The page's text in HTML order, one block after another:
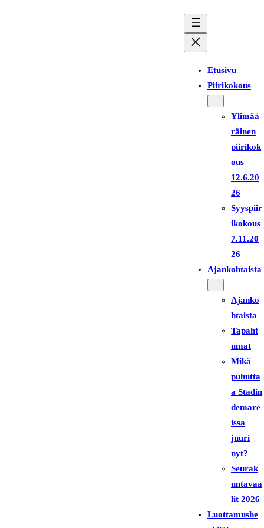
Etusivu
Piirikokous
Ylimää
räinen
piirikok
ous
12.6.20
26
Syyspiir
ikokous
7.11.20
26
Ajankohtaista
Ajanko
htaista
Tapaht
umat
Mikä
puhutta
a Stadin
demare
issa
juuri
nyt?
Seurak
untavaa
lit 2026
Luottamushe